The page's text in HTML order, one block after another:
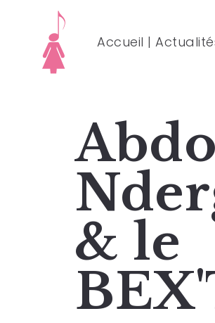
Accueil |
& le